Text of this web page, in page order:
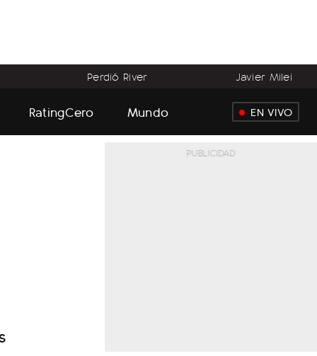
Perdió River Javier Milei
RatingCero Mundo EN VIVO